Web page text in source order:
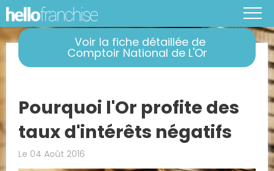
Voir la fiche détaillée de
Comptoir National de L'Or
Pourquoi l'Or profite des
taux d'intérêts négatifs
Le 04 Août 2016